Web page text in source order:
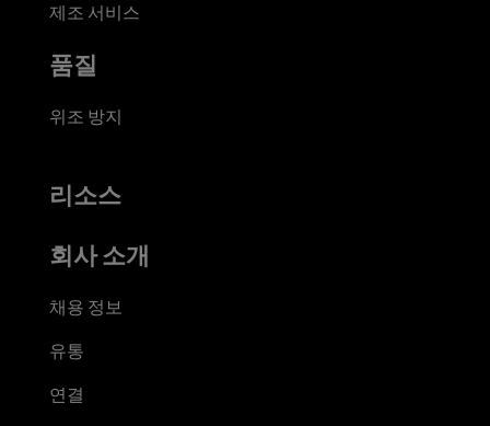
제조 서비스
품질
위조 방지
리소스
회사 소개
채용 정보
유통
연결